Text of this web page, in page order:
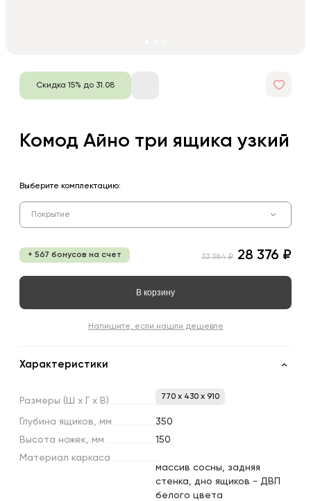
Скидка 15% до 31.08
Комод Айно три ящика узкий
Выберите комплектацию:
Покрытие
+ 567 бонусов на счет 33 384 ₽ 28 376 ₽
В корзину
Напишите, если нашли дешевле
Характеристики
Размеры (Ш х х В) 770 x 430 x 910
Глубина ящиков, мм
350
Высота ножек, мм
150
Материал каркаса
массив сосны, задняя
стенка, дно ящиков - ДВП
белого цвета